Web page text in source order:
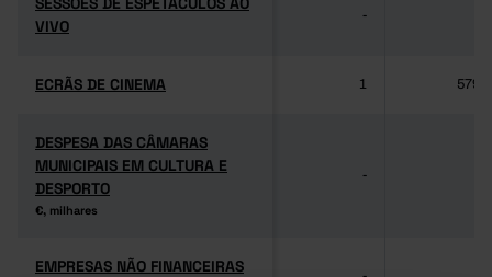
VIVO
VIVO
-
ECRÃS DE CINEMA
ECRÃS DE CINEMA 1 579
DESPESA DAS CÂMARAS
MUNICIPAIS EM CULTURA E
DESPORTO
€, milhares
DESPESA DAS CÂMARAS
MUNICIPAIS EM CULTURA E
DESPORTO
€, milhares
-
EMPRESAS NÃO FINANCEIRAS
EMPRESAS NÃO FINANCEIRAS